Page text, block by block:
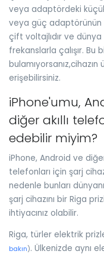
veya adaptördeki
veya güç adaptörünün
çift voltajlıdır ve
frekanslarla çalışır.
erişebilirsiniz.
iPhone'umu,
diğer akıllı
edebilir miyim?
iPhone, Android ve
telefonları için şarj
nedenle bunları
şarj cihazını bir Riga
ihtiyacınız olabilir.
Riga, türler elektrik
bakın). Ülkenizde aynı